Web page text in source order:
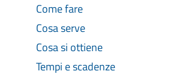
Come fare
Cosa serve
Cosa si ottiene
Tempi e scadenze